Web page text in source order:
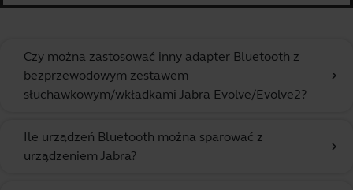
Czy można zastosować inny adapter Bluetooth z
bezprzewodowym zestawem
słuchawkowym/wkładkami Jabra Evolve/Evolve2?
chevron_right
Ile urządzeń Bluetooth można sparować z
urządzeniem Jabra?
chevron_right